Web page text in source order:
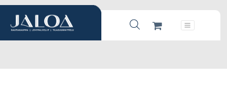
Products search
Päävalikko